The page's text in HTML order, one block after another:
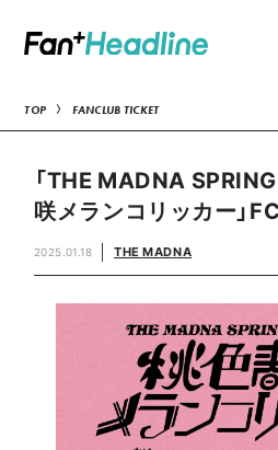
TOP FANCLUB TICKET
「THE MADNA
咲メランコリッカー」
2025.01.18 THE MADNA